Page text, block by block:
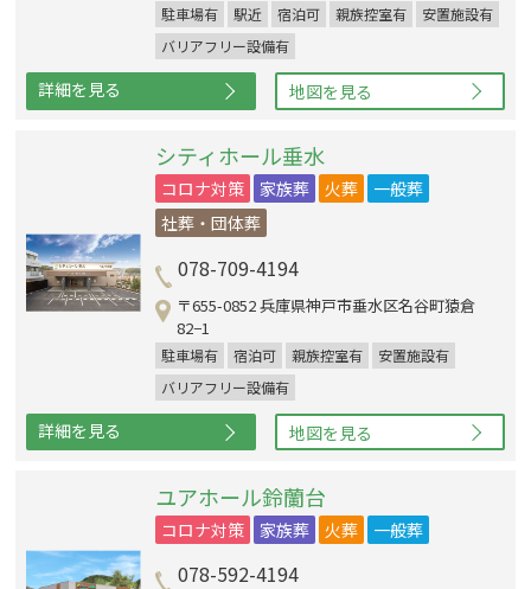
駐車場有 駅近 宿泊可 親族控室有
安置施設有
バリアフリー設備有
詳細を見る 地図を見る
シティホール垂水
コロナ対策 家族葬 火葬
一般葬
社葬・団体葬
078-709-4194
〒655-0852 兵庫県神戸市垂水区名谷町猿倉
82−1 ‎
駐車場有 宿泊可 親族控室有
安置施設有
バリアフリー設備有
詳細を見る 地図を見る
ユアホール鈴蘭台
コロナ対策 家族葬 火葬 一般葬
078-592-4194